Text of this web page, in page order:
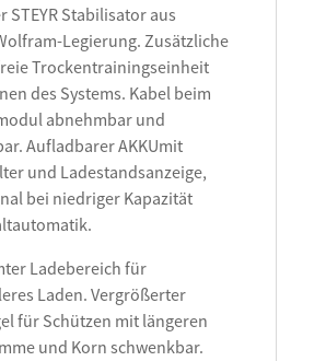
STEYR Stabilisator aus
Legierung. Zusätzliche
Trockentrainingseinheit
des Systems. Kabel beim
abnehmbar und
Aufladbarer AKKUmit
und Ladestandsanzeige,
bei niedriger Kapazität
Ladebereich für
Laden. Vergrößerter
für Schützen mit längeren
und Korn schwenkbar.